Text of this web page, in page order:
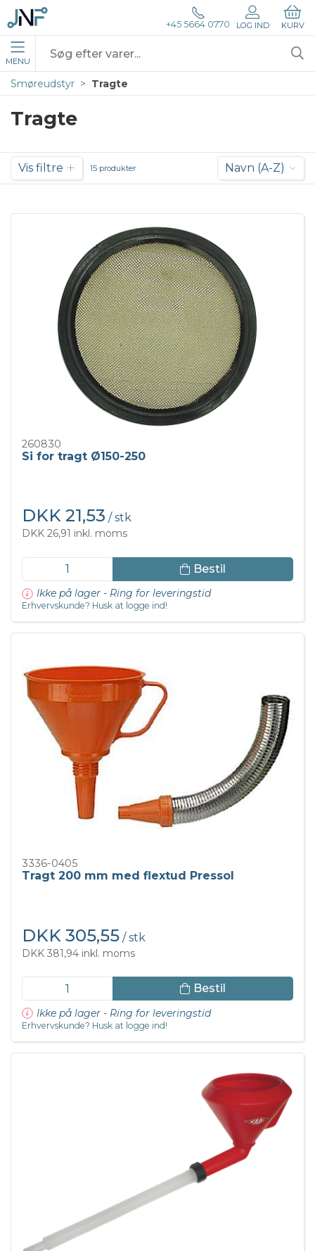
+45 5664 0770 LOG IND KURV
MENU
Smøreudstyr Tragte
Tragte
Vis filtre 15 produkter Navn (A-Z)
260830
Si for tragt Ø150-250
DKK 21,53 / stk
DKK 26,91 inkl. moms
Bestil
Ikke på lager - Ring for leveringstid
Erhvervskunde? Husk at logge ind!
3336-0405
Tragt 200 mm med flextud Pressol
DKK 305,55 / stk
DKK 381,94 inkl. moms
Bestil
Ikke på lager - Ring for leveringstid
Erhvervskunde? Husk at logge ind!